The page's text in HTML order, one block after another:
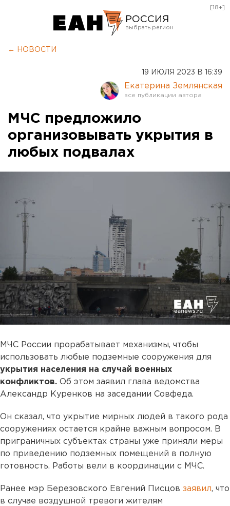
РОССИЯ
Оренбург
[18+]
← НОВОСТИ
19 ИЮЛЯ 2023 В 16:39
Екатерина Землянская
МЧС предложило
организовывать укрытия в
любых подвалах
МЧС России прорабатывает механизмы, чтобы
использовать любые подземные сооружения для
укрытия населения на случай военных
конфликтов. Об этом заявил глава ведомства
Александр Куренков на заседании Совфеда.
Он сказал, что укрытие мирных людей в такого рода
сооружениях остается крайне важным вопросом. В
приграничных субъектах страны уже приняли меры
по приведению подземных помещений в полную
готовность. Работы вели в координации с МЧС.
Ранее мэр Березовского Евгений Писцов заявил, что
в случае воздушной тревоги жителям